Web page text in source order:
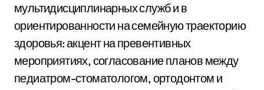
мультидисциплинарных служб и в
ориентированности на семейную траекторию
здоровья: акцент на превентивных
мероприятиях, согласование планов между
педиатром-стоматологом, ортодонтом и